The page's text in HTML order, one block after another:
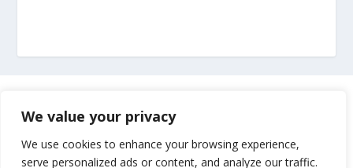
We value your privacy
We use cookies to enhance your browsing experience,
serve personalized ads or content, and analyze our traffic.
Impressum